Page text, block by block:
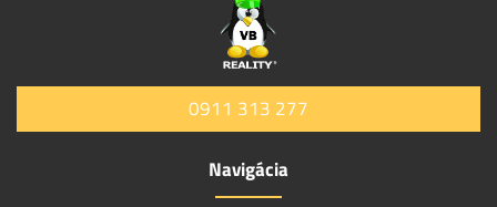
0911 313 277
Navigácia